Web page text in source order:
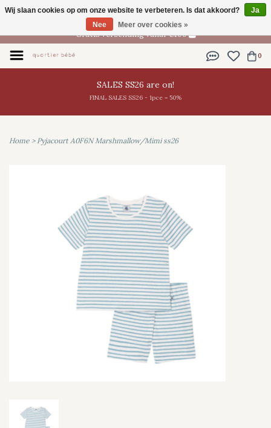
NL
Gratis verzending vanaf €100
0
SALES SS26 are on!
FINAL SALES SS26 - 1pce = 50%
Home > Pyjacourt A0F6N Marshmallow/Mimi ss26
Wij slaan cookies op om onze website te verbeteren. Is dat akkoord?
Ja
Nee
Meer over cookies »